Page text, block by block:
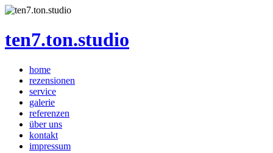
ten7.ton.studio
home
rezensionen
service
galerie
referenzen
über uns
kontakt
impressum